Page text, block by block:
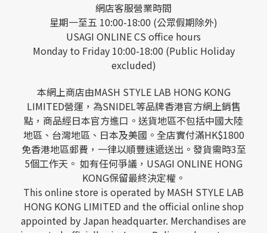
網店客服營業時間
星期一至五 10:00-18:00 (公眾假期除外)
USAGI ONLINE CS office hours
Monday to Friday 10:00-18:00 (Public Holiday
excluded)
本網上商店由MASH STYLE LAB HONG KONG
LIMITED營運，為SNIDEL等品牌香港官方網上銷售
點，商品經日本官方進口。送貨地區不包括中國大陸
地區、台灣地區、日本及美國。全店實付滿HK$1800
免香港地區郵費，一律以順豐速遞送出。發貨需時3至
5個工作天。 如有任何爭議，USAGI ONLINE HONG
KONG保留最終決定權。
This online store is operated by MASH STYLE LAB
HONG KONG LIMITED and the official online shop
appointed by Japan headquarter. Merchandises are